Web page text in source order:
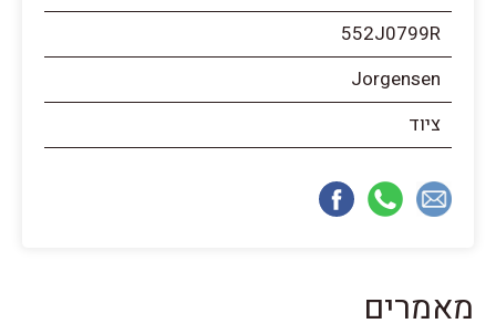
552J0799R
Jorgensen
ציוד
מאמרים